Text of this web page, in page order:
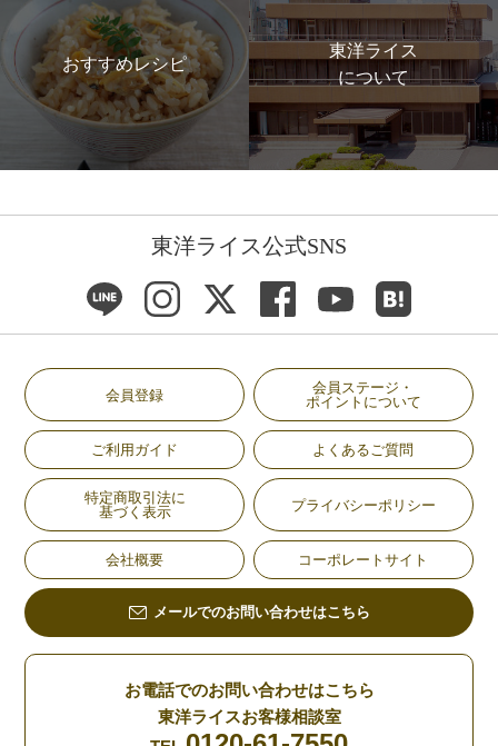
おすすめレシピ
東洋ライス
について
東洋ライス公式SNS
会員登録
会員ステージ・
ポイントについて
ご利用ガイド よくあるご質問
特定商取引法に
基づく表示
プライバシーポリシー
会社概要 コーポレートサイト
メールでのお問い合わせはこちら
お電話でのお問い合わせはこちら
東洋ライスお客様相談室